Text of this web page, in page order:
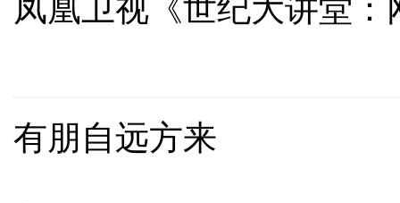
凤凰卫视《世纪大讲堂
有朋自远方来